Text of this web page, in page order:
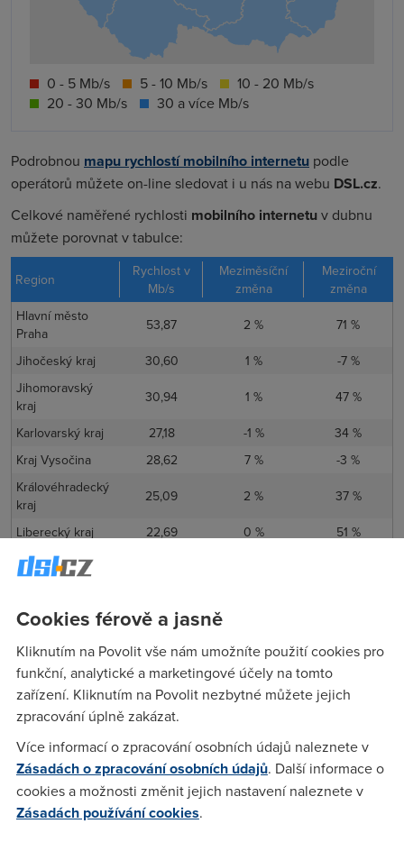
0 - 5 Mb/s 5 - 10 Mb/s
10 - 20 Mb/s
20 - 30 Mb/s
30 a více Mb/s
Podrobnou mapu rychlostí mobilního internetu podle
operátorů můžete on-line sledovat i u nás na webu DSL.cz.
Celkové naměřené rychlosti mobilního internetuv dubnu
můžete porovnat v tabulce:
Region
Rychlost v
Mb/s
Meziměsíční
změna
Meziroční
změna
Hlavní město
Praha
53,87 2 %
71 %
Jihočeský kraj
30,60 1 %
-7 %
Jihomoravský
kraj
30,94 1 %
47 %
Karlovarský kraj
27,18 -1 %
34 %
Kraj Vysočina
28,62 7 %
-3 %
Královéhradecký
kraj
25,09 2 %
37 %
Liberecký kraj
22,69 0 %
51 %
Moravskoslezský
kraj
Pardubický kraj
27,95
Plzeňský kraj
24,79 2 %
17 %
Středočeský kraj
28,70 -2 %
40 %
Ústecký kraj
23,14
Zlínský kraj
29,36 19 % 82 %
Mobilní internet v Praze stále zrychluje, naměřili jsme o 2 %
více než v březnu,53,9 Mb/s. Největší růst rychlosti vidíme
ve Zlínském kraji, kde rychlost dosahuje
Cookies férově a jasně
Kliknutím na Povolit vše nám umožníte použití cookies pro
funkční, analytické a marketingové účely na tomto
zařízení. Kliknutím na Povolit nezbytné můžete jejich
zpracování úplně zakázat.
Více informací o zpracování osobních údajů naleznete v
Zásadách o zpracování osobních údajů. Další informace o
cookies a možnosti změnit jejich nastavení naleznete v
Zásadách používání cookies.